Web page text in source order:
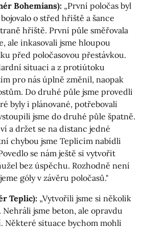
Bohemians): „První poločas byl
o střed hřiště a šance
hřiště. První půle směřovala
ale inkasovali jsme hloupou
před poločasovou přestávkou.
situaci a z protiútoku
pro nás úplně změnil, naopak
Do druhé půle jsme provedli
byly i plánované, potřebovali
jsme do druhé půle špatně.
a držet se na distanc jedné
chybou jsme Teplicím nabídli
se nám ještě si vytvořit
bez úspěchu. Rozhodně není
góly v závěru poločasů."
Teplic): „Vytvořili jsme si několik
jsme beton, ale opravdu
Některé situace bychom mohli